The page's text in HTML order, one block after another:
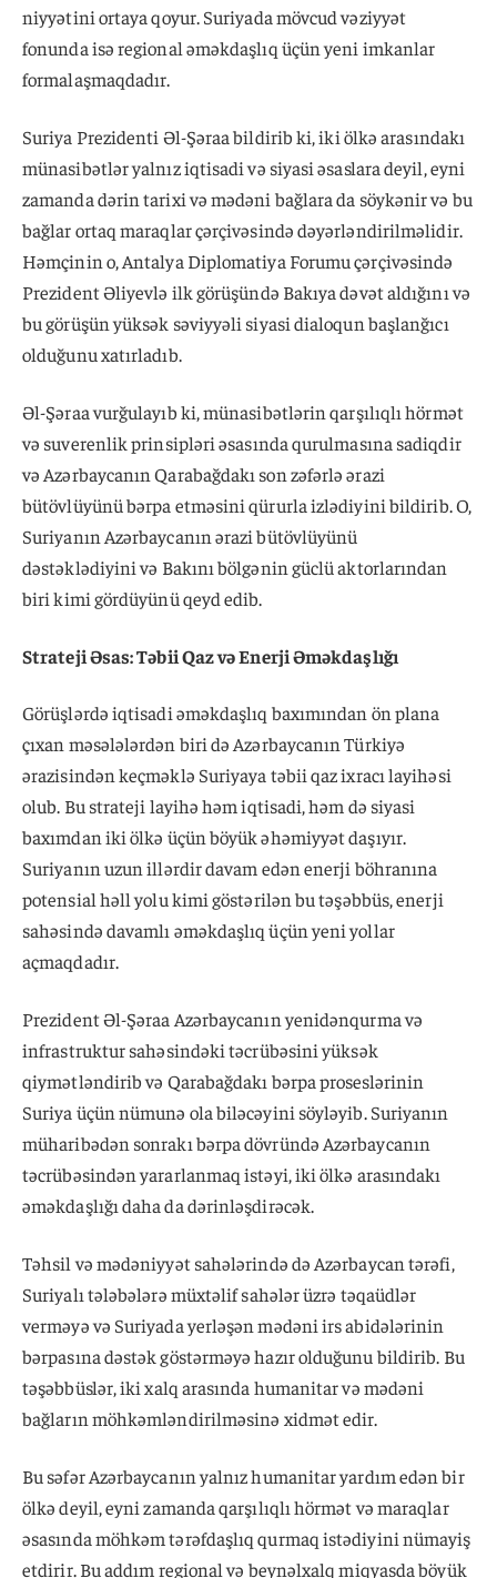
niyyətini ortaya qoyur. Suriyada mövcud vəziyyət
fonunda isə regional əməkdaşlıq üçün yeni imkanlar
formalaşmaqdadır.
Suriya Prezidenti Əl-Şəraa bildirib ki, iki ölkə arasındakı
münasibətlər yalnız iqtisadi və siyasi əsaslara deyil, eyni
zamanda dərin tarixi və mədəni bağlara da söykənir və bu
bağlar ortaq maraqlar çərçivəsində dəyərləndirilməlidir.
Həmçinin o, Antalya Diplomatiya Forumu çərçivəsində
Prezident Əliyevlə ilk görüşündə Bakıya dəvət aldığını və
bu görüşün yüksək səviyyəli siyasi dialoqun başlanğıcı
olduğunu xatırladıb.
Əl-Şəraa vurğulayıb ki, münasibətlərin qarşılıqlı hörmət
və suverenlik prinsipləri əsasında qurulmasına sadiqdir
və Azərbaycanın Qarabağdakı son zəfərlə ərazi
bütövlüyünü bərpa etməsini qürurla izlədiyini bildirib. O,
Suriyanın Azərbaycanın ərazi bütövlüyünü
dəstəklədiyini və Bakını bölgənin güclü aktorlarından
biri kimi gördüyünü qeyd edib.
Strateji Əsas: Təbii Qaz və Enerji Əməkdaşlığı
Görüşlərdə iqtisadi əməkdaşlıq baxımından ön plana
çıxan məsələlərdən biri də Azərbaycanın Türkiyə
ərazisindən keçməklə Suriyaya təbii qaz ixracı layihəsi
olub. Bu strateji layihə həm iqtisadi, həm də siyasi
baxımdan iki ölkə üçün böyük əhəmiyyət daşıyır.
Suriyanın uzun illərdir davam edən enerji böhranına
potensial həll yolu kimi göstərilən bu təşəbbüs, enerji
sahəsində davamlı əməkdaşlıq üçün yeni yollar
açmaqdadır.
Prezident Əl-Şəraa Azərbaycanın yenidənqurma və
infrastruktur sahəsindəki təcrübəsini yüksək
qiymətləndirib və Qarabağdakı bərpa proseslərinin
Suriya üçün nümunə ola biləcəyini söyləyib. Suriyanın
müharibədən sonrakı bərpa dövründə Azərbaycanın
təcrübəsindən yararlanmaq istəyi, iki ölkə arasındakı
əməkdaşlığı daha da dərinləşdirəcək.
Təhsil və mədəniyyət sahələrində də Azərbaycan tərəfi,
Suriyalı tələbələrə müxtəlif sahələr üzrə təqaüdlər
verməyə və Suriyada yerləşən mədəni irs abidələrinin
bərpasına dəstək göstərməyə hazır olduğunu bildirib. Bu
təşəbbüslər, iki xalq arasında humanitar və mədəni
bağların möhkəmləndirilməsinə xidmət edir.
Bu səfər Azərbaycanın yalnız humanitar yardım edən bir
ölkə deyil, eyni zamanda qarşılıqlı hörmət və maraqlar
əsasında möhkəm tərəfdaşlıq qurmaq istədiyini nümayiş
etdirir. Bu addım regional və beynəlxalq miqyasda böyük